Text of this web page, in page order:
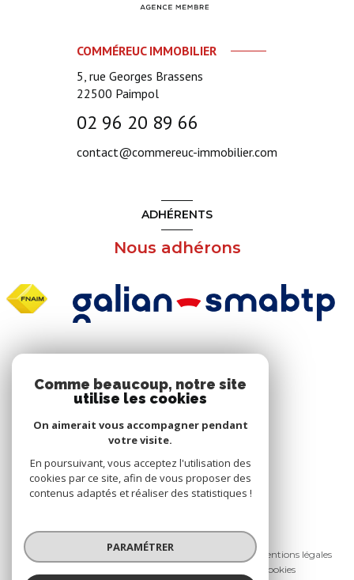
COMMÉREUC IMMOBILIER
5, rue Georges Brassens
22500 Paimpol
02 96 20 89 66
contact@commereuc-immobilier.com
ADHÉRENTS
Nous adhérons
Nous suivre
© 2026 | Tous droits réservés
Nos honoraires
Nos partenaires
Mentions légales
Cookies
Comme beaucoup, notre site
utilise les cookies
On aimerait vous accompagner pendant
votre visite.
En poursuivant, vous acceptez l'utilisation des
cookies par ce site, afin de vous proposer des
contenus adaptés et réaliser des statistiques !
PARAMÉTRER